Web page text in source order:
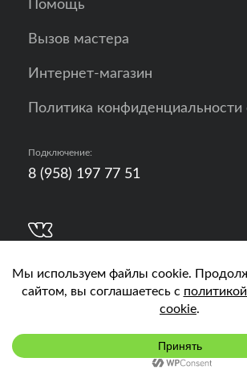
Подключить
Помощь
Вызов мастера
Интернет-магазин
Политика конфиденциальности
Подключение:
8 (958) 197 77 51
Кислород